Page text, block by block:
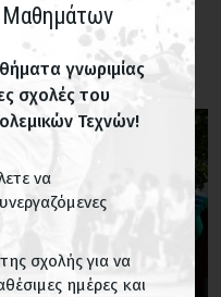
Μαθημάτων
γνωριμίας
σχολές του
Τεχνών!
να
σχολής για να
ημέρες και